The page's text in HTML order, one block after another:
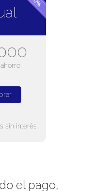
sin interés
el pago,